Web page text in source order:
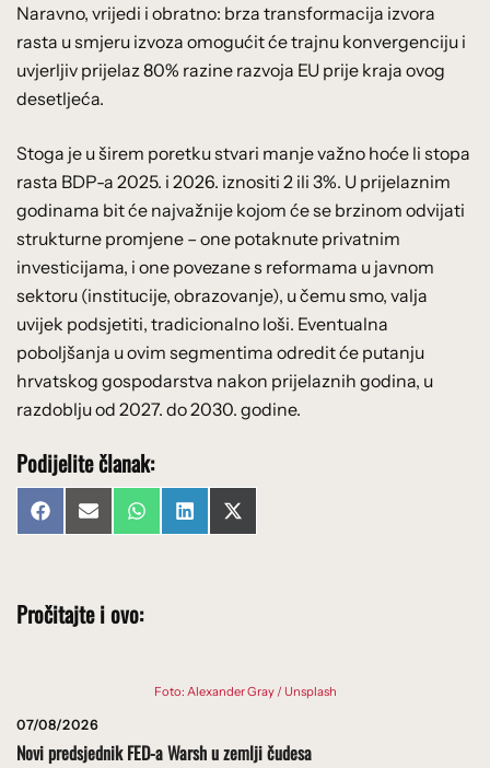
Naravno, vrijedi i obratno: brza transformacija izvora
rasta u smjeru izvoza omogućit će trajnu konvergenciju i
uvjerljiv prijelaz 80% razine razvoja EU prije kraja ovog
desetljeća.
Stoga je u širem poretku stvari manje važno hoće li stopa
rasta BDP-a 2025. i 2026. iznositi 2 ili 3%. U prijelaznim
godinama bit će najvažnije kojom će se brzinom odvijati
strukturne promjene – one potaknute privatnim
investicijama, i one povezane s reformama u javnom
sektoru (institucije, obrazovanje), u čemu smo, valja
uvijek podsjetiti, tradicionalno loši. Eventualna
poboljšanja u ovim segmentima odredit će putanju
hrvatskog gospodarstva nakon prijelaznih godina, u
razdoblju od 2027. do 2030. godine.
Podijelite članak:
Share
on
FacebookShare
on
Email Share
on
WhatsAppShare
on
LinkedInShare
on
X
(Twitter)
Pročitajte i ovo:
Foto: Alexander Gray / Unsplash
07/08/2026
Novi predsjednik FED-a Warsh u zemlji čudesa